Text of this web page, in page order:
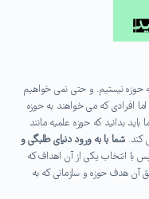
حوزه نیستیم. و حتی نمی خواهیم
افرادی که می خواهند به حوزه
بدانید که حوزه علمیه مانند
کند. شما با به ورود دنیای طلبگی و
با انتخاب یکی از آن اهداف که
آن هدف حوزه و سازمانی که به